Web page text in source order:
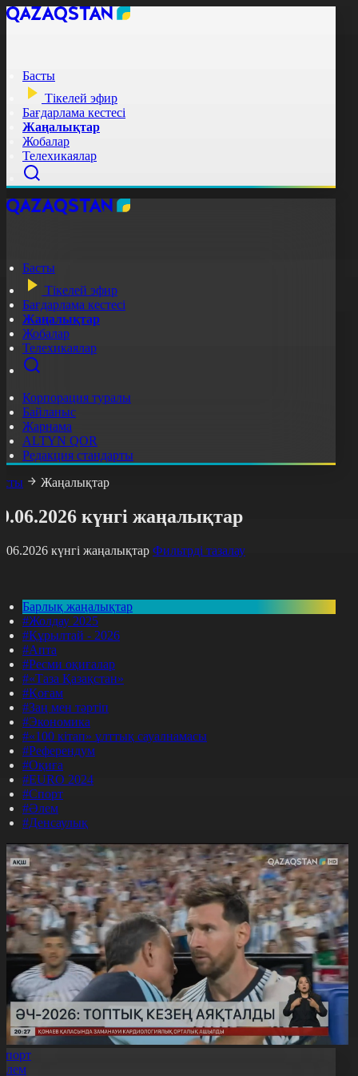
Басты
Тікелей эфир
Бағдарлама кестесі
Жаңалықтар
Жобалар
Телехикаялар
Басты
Тікелей эфир
Бағдарлама кестесі
Жаңалықтар
Жобалар
Телехикаялар
Корпорация туралы
Байланыс
Жарнама
ALTYN QOR
Редакция стандарты
Жаңалықтар
күнгі жаңалықтар
күнгі жаңалықтар Фильтрді тазалау
Барлық жаңалықтар
#Жолдау 2025
#Құрылтай - 2026
#Апта
#Ресми оқиғалар
#«Таза Қазақстан»
#Қоғам
#Заң мен тәртіп
#Экономика
#«100 кітап» ұлттық сауалнамасы
#Референдум
#Оқиға
#EURO 2024
#Спорт
#Әлем
#Денсаулық